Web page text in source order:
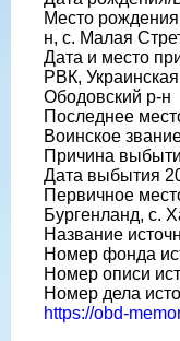
Место
н, с. Малая
Дата и место
РВК,
Ободовский р-н
Последнее
Воинское
Причина
Дата выбытия
Первичное
Бургенланд, с.
Название
Номер фонда
Номер описи
Номер дела
https://obd-